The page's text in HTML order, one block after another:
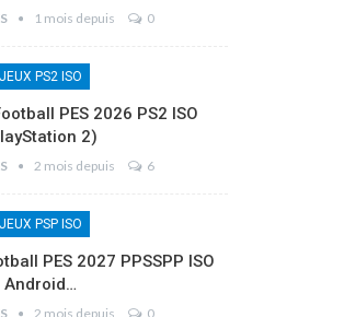
1 mois depuis 0
JEUX PS2 ISO
PES 2026 PS2 ISO
2)
2 mois depuis 6
JEUX PSP ISO
PES 2027 PPSSPP ISO
Android…
2 mois depuis 0